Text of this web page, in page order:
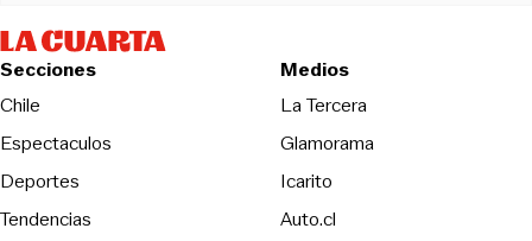
Secciones
Chile
Espectaculos
Deportes
Tendencias
Medios
La Tercera
Glamorama
Icarito
Auto.cl